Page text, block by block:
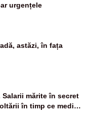
urgențele
astăzi, în fața
Salarii mărite în secret
în timp ce medicii